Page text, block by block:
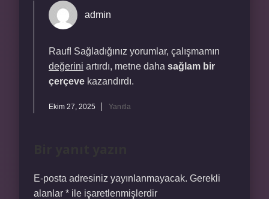
admin
Rauf! Sağladığınız yorumlar, çalışmamın
değerini artırdı, metne daha sağlam bir
çerçeve kazandırdı.
Ekim 27, 2025 Yanıtla
E-posta adresiniz yayınlanmayacak. Gerekli
alanlar * ile işaretlenmişlerdir